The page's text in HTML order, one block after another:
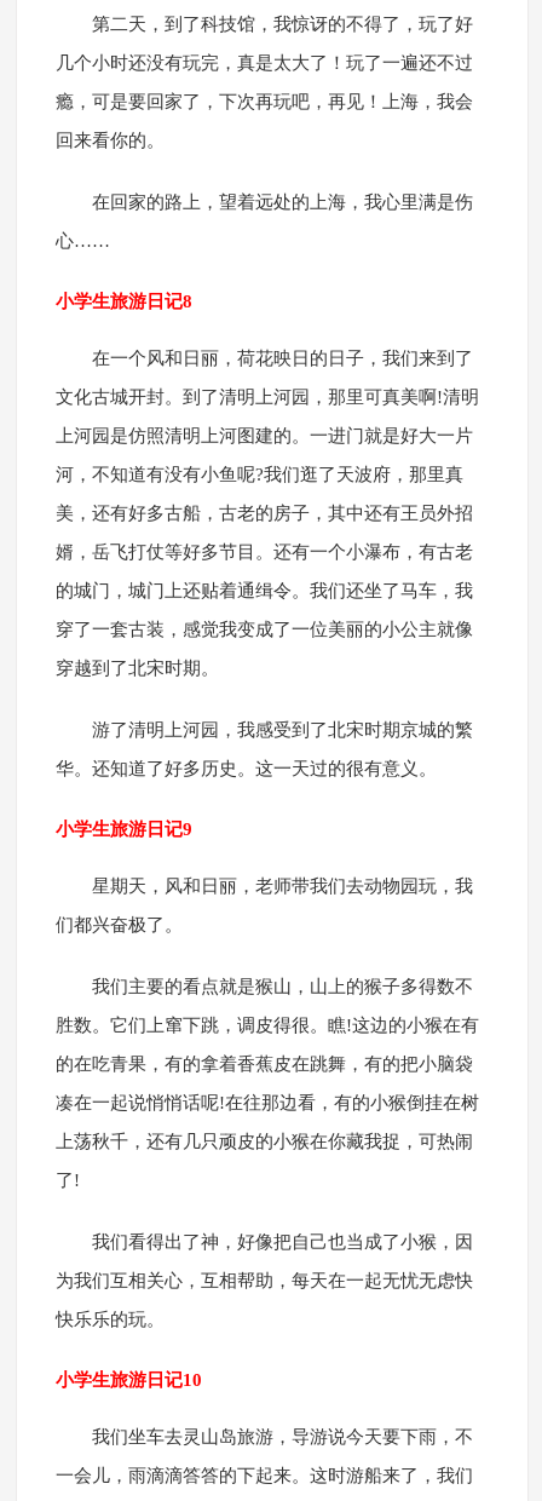
第二天，到了科技馆，我惊讶的不得了，玩了好
几个小时还没有玩完，真是太大了！玩了一遍还不过
瘾，可是要回家了，下次再玩吧，再见！上海，我会
回来看你的。
在回家的路上，望着远处的上海，我心里满是伤
心……
小学生旅游日记8
在一个风和日丽，荷花映日的日子，我们来到了
文化古城开封。到了清明上河园，那里可真美啊!清明
上河园是仿照清明上河图建的。一进门就是好大一片
河，不知道有没有小鱼呢?我们逛了天波府，那里真
美，还有好多古船，古老的房子，其中还有王员外招
婿，岳飞打仗等好多节目。还有一个小瀑布，有古老
的城门，城门上还贴着通缉令。我们还坐了马车，我
穿了一套古装，感觉我变成了一位美丽的小公主就像
穿越到了北宋时期。
游了清明上河园，我感受到了北宋时期京城的繁
华。还知道了好多历史。这一天过的很有意义。
小学生旅游日记9
星期天，风和日丽，老师带我们去动物园玩，我
们都兴奋极了。
我们主要的看点就是猴山，山上的猴子多得数不
胜数。它们上窜下跳，调皮得很。瞧!这边的小猴在有
的在吃青果，有的拿着香蕉皮在跳舞，有的把小脑袋
凑在一起说悄悄话呢!在往那边看，有的小猴倒挂在树
上荡秋千，还有几只顽皮的小猴在你藏我捉，可热闹
了!
我们看得出了神，好像把自己也当成了小猴，因
为我们互相关心，互相帮助，每天在一起无忧无虑快
快乐乐的玩。
小学生旅游日记10
我们坐车去灵山岛旅游，导游说今天要下雨，不
一会儿，雨滴滴答答的下起来。这时游船来了，我们